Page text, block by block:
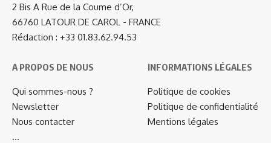
2 Bis A Rue de la Coume d’Or,
66760 LATOUR DE CAROL - FRANCE
Rédaction : +33 01.83.62.94.53
A PROPOS DE NOUS
Qui sommes-nous ?
Newsletter
Nous contacter
…
INFORMATIONS LÉGALES
Politique de cookies
Politique de confidentialité
Mentions légales